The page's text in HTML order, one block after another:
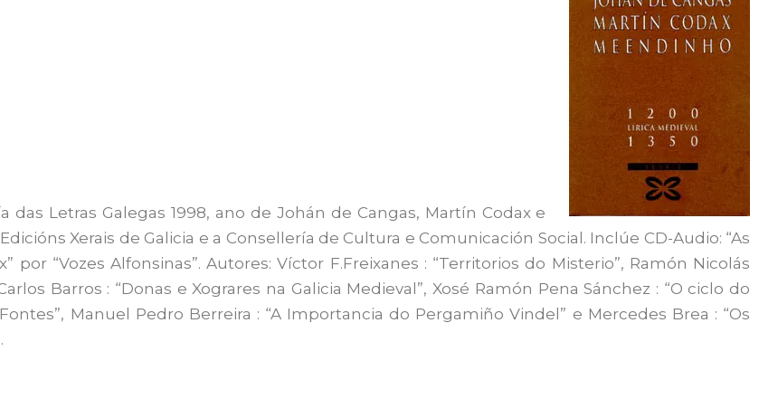
das Letras Galegas 1998, ano de Johán de Cangas, Martín Codax e
Xerais de Galicia e a Consellería de Cultura e Comunicación Social. Inclúe CD-Audio: “As
por “Vozes Alfonsinas”. Autores: Víctor F.Freixanes : “Territorios do Misterio”, Ramón Nicolás
Barros : “Donas e Xograres na Galicia Medieval”, Xosé Ramón Pena Sánchez : “O ciclo do
Manuel Pedro Berreira : “A Importancia do Pergamiño Vindel” e Mercedes Brea : “Os